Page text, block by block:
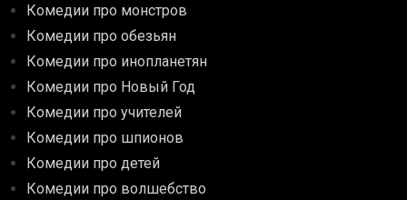
Комедии про монстров
Комедии про обезьян
Комедии про инопланетян
Комедии про Новый Год
Комедии про учителей
Комедии про шпионов
Комедии про детей
Комедии про волшебство